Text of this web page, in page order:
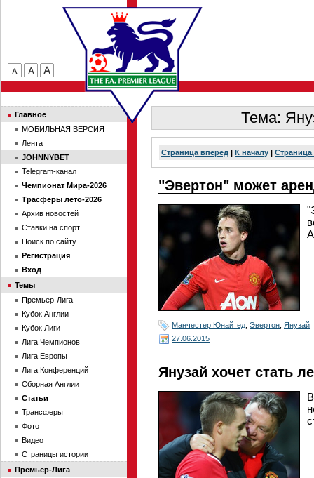
Тема:
Страница вперед | К началу | Страница
"Эвертон" может
Манчестер Юнайтед Эвертон Янузай
27.06.2015
Янузай хочет стать
Главное
МОБИЛЬНАЯ ВЕРСИЯ
Лента
JOHNNYBET
Telegram-канал
Чемпионат Мира-2026
Трасферы лето-2026
Архив новостей
Ставки на спорт
Поиск по сайту
Регистрация
Вход
Темы
Премьер-Лига
Кубок Англии
Кубок Лиги
Лига Чемпионов
Лига Европы
Лига Конференций
Сборная Англии
Статьи
Трансферы
Фото
Видео
Страницы истории
Премьер-Лига